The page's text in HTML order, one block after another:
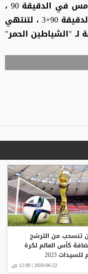
باتشواي ، الذي سجل الهدف الخامس في الدقيقة 90 ،
قبل أن يقلص الخزري النتيجة في الدقيقة 90+3 ، لتنتهي
لـ "الشياطين الحمر"
تنسحب من الترشح
كأس العالم لكرة
2023
2020-06-22 | 12:00 ص